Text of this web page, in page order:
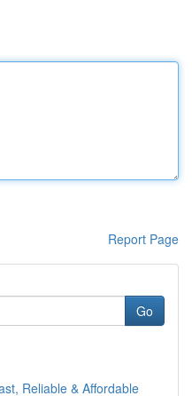
Report Page
Go
Reliable & Affordable